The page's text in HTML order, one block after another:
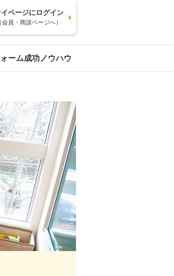
イページにログイン
会員・商談ページへ）
ーム成功ノウハウ